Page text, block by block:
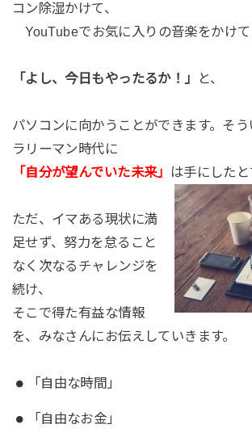
コン除湿かけて、
YouTubeでお気に入りの音楽をかけて
「よし、今日もやったるか！」 と、
パソコンに向かうことができます。そ
ラリーマン時代に
「自分が望んでいた未来」
は手にしたと
ただ、イマある現状に満
足せず、努力を怠ること
なく次なるチャレンジを
続け、
そこで得た有益な情報
を、みなさんにお伝えしていきます。
「自由な時間」
「自由なお金」